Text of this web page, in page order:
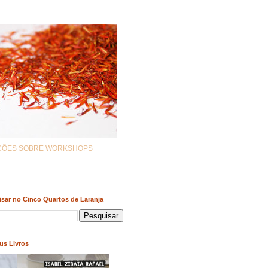
SOBRE WORKSHOPS
no Cinco Quartos de Laranja
Livros